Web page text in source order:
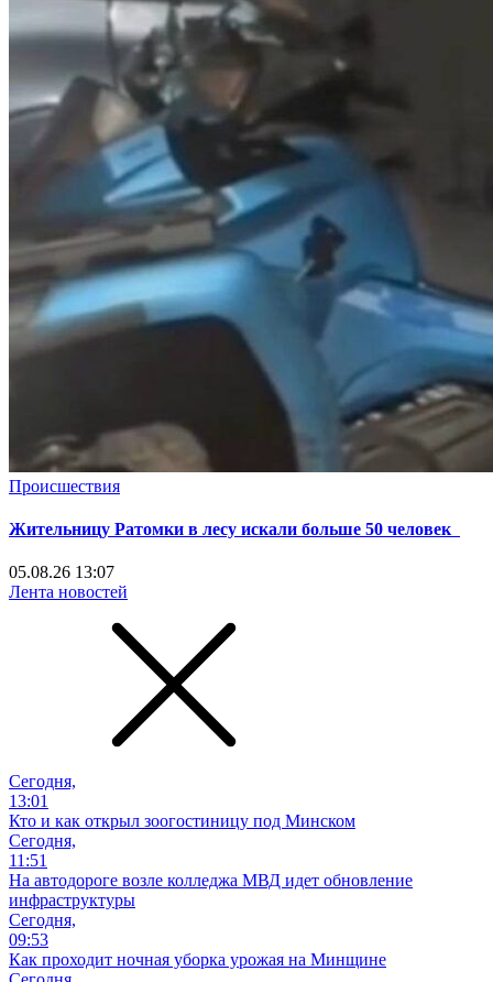
Происшествия
Жительницу Ратомки в лесу искали больше 50 человек
05.08.26 13:07
Лента новостей
Сегодня,
13:01
Кто и как открыл зоогостиницу под Минском
Сегодня,
11:51
На автодороге возле колледжа МВД идет обновление
инфраструктуры
Сегодня,
09:53
Как проходит ночная уборка урожая на Минщине